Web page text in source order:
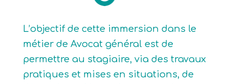
L’objectif de cette immersion dans le
métier de Avocat général est de
permettre au stagiaire, via des travaux
pratiques et mises en situations, de